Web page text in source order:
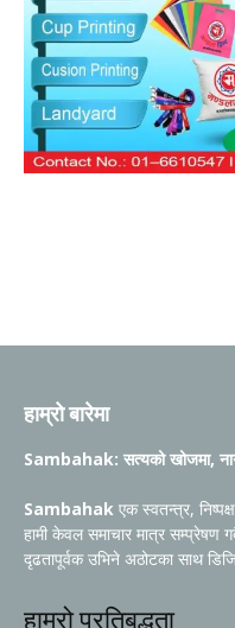
हाम्रो बारेमा
Sambahak: सत्यको खोजमा,
Sambahak एक स्वतन्त्र,
हामी केवल समाचार मात्र सम्प्रेषण
दृढतापूर्वक उभिने अठोटका साथ
हाम्रो प्रतिबद्धता